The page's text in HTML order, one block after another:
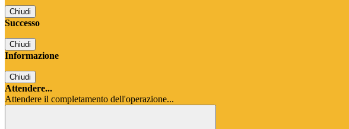
Chiudi
Successo
Chiudi
Informazione
Chiudi
Attendere...
Attendere il completamento dell'operazione...